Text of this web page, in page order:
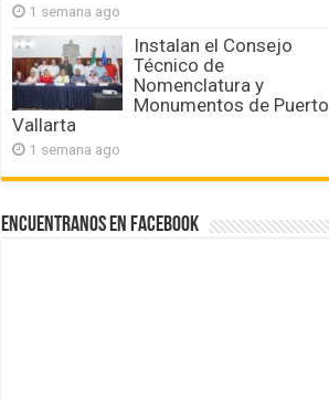
1 semana ago
Instalan el Consejo
Técnico de
Nomenclatura y
Monumentos de Puerto
Vallarta
1 semana ago
Encuentranos en Facebook